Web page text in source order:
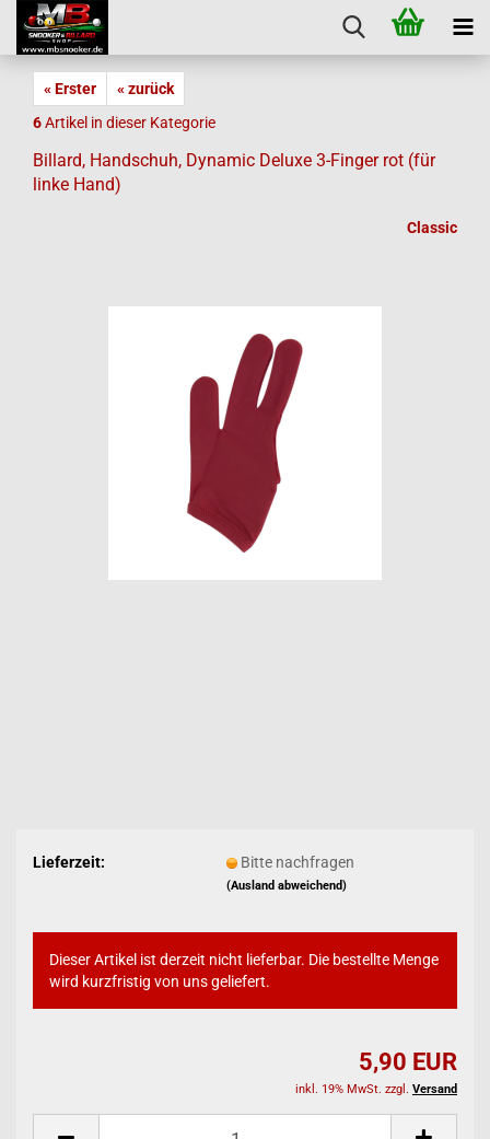
« Erster
« zurück
6Artikel in dieser Kategorie
Billard, Handschuh, Dynamic Deluxe 3-Finger rot (für
linke Hand)
Classic
Lieferzeit: Bitte nachfragen
(Ausland abweichend)
Dieser Artikel ist derzeit nicht lieferbar. Die bestellte Menge
wird kurzfristig von uns geliefert.
5,90 EUR
inkl. 19% MwSt. zzgl. Versand